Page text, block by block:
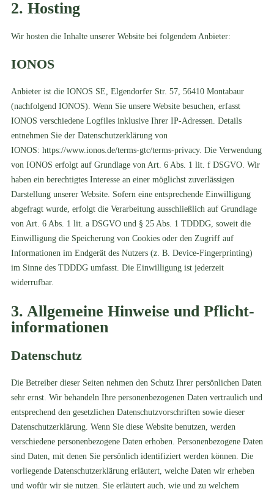
2. Hosting
Wir hosten die Inhalte unserer Website bei folgendem Anbieter:
IONOS
Anbieter ist die IONOS SE, Elgendorfer Str. 57, 56410 Montabaur
(nachfolgend IONOS). Wenn Sie unsere Website besuchen, erfasst
IONOS verschiedene Logfiles inklusive Ihrer IP-Adressen. Details
entnehmen Sie der Datenschutzerklärung von
IONOS: https://www.ionos.de/terms-gtc/terms-privacy. Die Verwendung
von IONOS erfolgt auf Grundlage von Art. 6 Abs. 1 lit. f DSGVO. Wir
haben ein berechtigtes Interesse an einer möglichst zuverlässigen
Darstellung unserer Website. Sofern eine entsprechende Einwilligung
abgefragt wurde, erfolgt die Verarbeitung ausschließlich auf Grundlage
von Art. 6 Abs. 1 lit. a DSGVO und § 25 Abs. 1 TDDDG, soweit die
Einwilligung die Speicherung von Cookies oder den Zugriff auf
Informationen im Endgerät des Nutzers (z. B. Device-Fingerprinting)
im Sinne des TDDDG umfasst. Die Einwilligung ist jederzeit
widerrufbar.
3. Allgemeine Hinweise und Pflicht­
informationen
Datenschutz
Die Betreiber dieser Seiten nehmen den Schutz Ihrer persönlichen Daten
sehr ernst. Wir behandeln Ihre personenbezogenen Daten vertraulich und
entsprechend den gesetzlichen Datenschutzvorschriften sowie dieser
Datenschutzerklärung. Wenn Sie diese Website benutzen, werden
verschiedene personenbezogene Daten erhoben. Personenbezogene Daten
sind Daten, mit denen Sie persönlich identifiziert werden können. Die
vorliegende Datenschutzerklärung erläutert, welche Daten wir erheben
und wofür wir sie nutzen. Sie erläutert auch, wie und zu welchem